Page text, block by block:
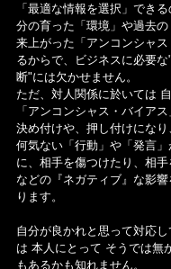
「最適な情報を選択」でき
分の育った「環境」や過去
来上がった「アンコンシャ
るからで、ビジネスに必要
断"には欠かせません。
ただ、対人関係に於いては
「アンコンシャス・バイア
決め付けや、押し付けにな
何気ない「行動」や「発言
に、相手を傷つけたり、相
などの『ネガティブ』な影
ります。
自分が良かれと思って対応
は 本人にとって そうでは無
もあるかも知れません。